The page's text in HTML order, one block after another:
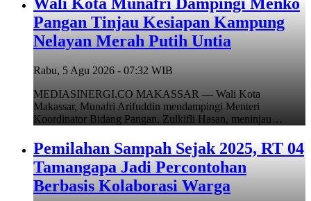
Pangan Tinjau Kesiapan Kampung
Nelayan Merah Putih Untia
Rabu, 5 Agu 2026 - 07:32 WIB
MEDIASINERGI.CO MAKASSAR — Wali Kota
Makassar, Munafri Arifuddin mendampingi Menteri
Koordinator Bidang Pangan, Zulkifli Hasan, meninjau…
Pemilahan Sampah Sejak 2025, RT 04
Tamangapa Jadi Percontohan
Berbasis Kolaborasi Warga